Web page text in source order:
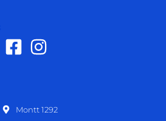
Montt 1292